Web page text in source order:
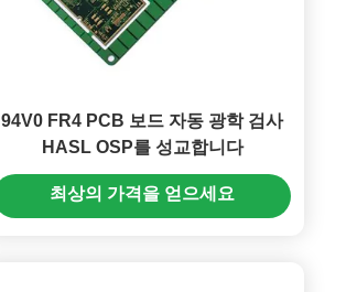
94V0 FR4 PCB 보드 자동 광학 검사
HASL OSP를 성교합니다
최상의 가격을 얻으세요